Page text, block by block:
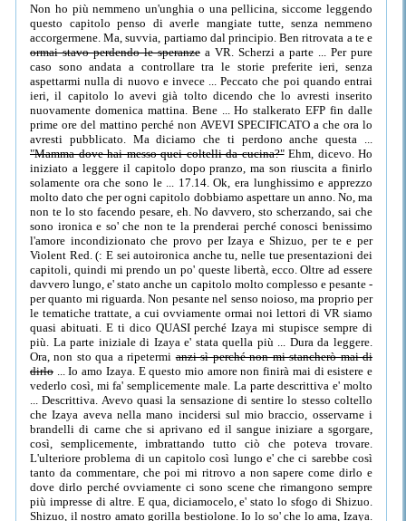
Non ho più nemmeno un'unghia o una pellicina, siccome leggendo
questo capitolo penso di averle mangiate tutte, senza nemmeno
accorgermene. Ma, suvvia, partiamo dal principio. Ben ritrovata a te e
ormai stavo perdendo le speranze a VR. Scherzi a parte ... Per pure
caso sono andata a controllare tra le storie preferite ieri, senza
aspettarmi nulla di nuovo e invece ... Peccato che poi quando entrai
ieri, il capitolo lo avevi già tolto dicendo che lo avresti inserito
nuovamente domenica mattina. Bene ... Ho stalkerato EFP fin dalle
prime ore del mattino perché non AVEVI SPECIFICATO a che ora lo
avresti pubblicato. Ma diciamo che ti perdono anche questa ...
"Mamma dove hai messo quei coltelli da cucina?"Ehm, dicevo. Ho
iniziato a leggere il capitolo dopo pranzo, ma son riuscita a finirlo
solamente ora che sono le ... 17.14. Ok, era lunghissimo e apprezzo
molto dato che per ogni capitolo dobbiamo aspettare un anno. No, ma
non te lo sto facendo pesare, eh. No davvero, sto scherzando, sai che
sono ironica e so' che non te la prenderai perché conosci benissimo
l'amore incondizionato che provo per Izaya e Shizuo, per te e per
Violent Red. (: E sei autoironica anche tu, nelle tue presentazioni dei
capitoli, quindi mi prendo un po' queste libertà, ecco. Oltre ad essere
davvero lungo, e' stato anche un capitolo molto complesso e pesante -
per quanto mi riguarda. Non pesante nel senso noioso, ma proprio per
le tematiche trattate, a cui ovviamente ormai noi lettori di VR siamo
quasi abituati. E ti dico QUASI perché Izaya mi stupisce sempre di
più. La parte iniziale di Izaya e' stata quella più ... Dura da leggere.
Ora, non sto qua a ripetermianzi sì perché non mi stancherò mai di
dirlo ... Io amo Izaya. E questo mio amore non finirà mai di esistere e
vederlo così, mi fa' semplicemente male. La parte descrittiva e' molto
... Descrittiva. Avevo quasi la sensazione di sentire lo stesso coltello
che Izaya aveva nella mano incidersi sul mio braccio, osservarne i
brandelli di carne che si aprivano ed il sangue iniziare a sgorgare,
così, semplicemente, imbrattando tutto ciò che poteva trovare.
L'ulteriore problema di un capitolo così lungo e' che ci sarebbe così
tanto da commentare, che poi mi ritrovo a non sapere come dirlo e
dove dirlo perché ovviamente ci sono scene che rimangono sempre
più impresse di altre. E qua, diciamocelo, e' stato lo sfogo di Shizuo.
Shizuo, il nostro amato gorilla bestiolone. Io lo so' che lo ama, Izaya.